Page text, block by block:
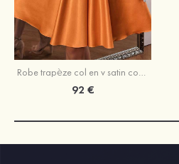
Robe trapèze col en v satin courte/mini robe de fête de la rentrée
92 €